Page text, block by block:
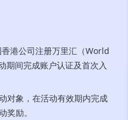
港公司注册万里汇（World
期间完成账户认证及首次入
对象，在活动有效期内完成
奖励。